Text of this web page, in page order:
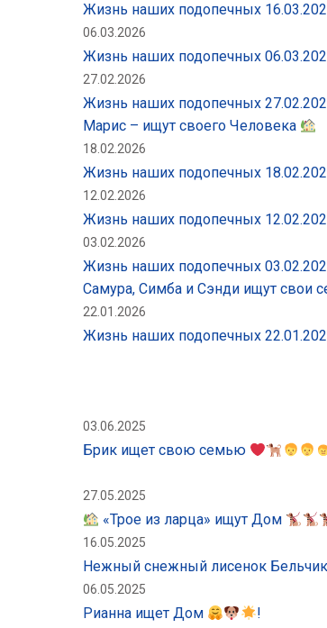
Жизнь наших подопечных
06.03.2026
Жизнь наших подопечных
27.02.2026
Жизнь наших подопечных
Марис – ищут своего Человека
18.02.2026
Жизнь наших подопечных
12.02.2026
Жизнь наших подопечных
03.02.2026
Жизнь наших подопечных
Самура, Симба и Сэнди ищут свои
22.01.2026
Жизнь наших подопечных
03.06.2025
Брик ищет свою семью
27.05.2025
«Трое из ларца» ищут Дом
16.05.2025
Нежный снежный лисенок
06.05.2025
Рианна ищет Дом !